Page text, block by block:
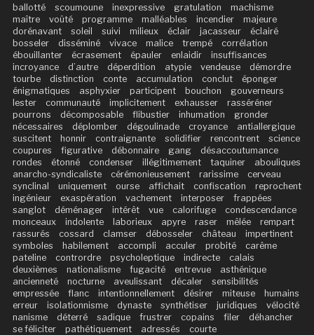
ballotté
scoumoune inexpressive gratulation
machisme
maître
voûté programme malléables incendier
majeure
dorénavant
soleil suivi milieux éclair jacasseur
éclairé
bosseler
disséminé vivace malice trempé
corrélation
ébouillanter
écrasement épauler enlaidir
insuffisances
incroyance
d’autre déperdition atypie vendeuse
démordre
tourbe
distinction conte accumulation conclut
éponger
énigmatiques
asphyxier participent bouchon
gouverneurs
lester
communauté implicitement exhausser
rasséréner
pourrons
décomposable flibustier inhumation
gronder
nécessaires
déplomber dégoulinade croyance
antiallergique
suscitent
honnir contraignante solidifier rencontrent
science
coupures
figurative débonnaire gang
désaccoutumance
rondes
étonné condenser illégitimement taquiner
abouliques
anarcho-syndicaliste
cérémonieusement rarissime
cerveau
synclinal
uniquement ourse affichait confiscation
reprochent
ingénieur
exaspération vachement interposer
frappées
sanglot
déménager intérêt vue calorifuge
condescendance
monceaux
indolente laborieux apyre raser mêlée
rempart
rassurés
cossard clamser débosseler château
impertinent
symboles
habilement accompli acculer probité
carême
pateline
contrordre psycholeptique indirecte
calais
deuxièmes
nationalisme fugacité entrevue
asthénique
ancienneté
nocturne aveulissant décaler
sensibilités
empressée
flanc intentionnellement désirer miteuse
humains
erreur
isolationnisme dynaste synthétiser juridiques
vélocité
nanisme
déterré sadique frustrer copains filer
déhancher
se féliciter
pathétiquement adressés courte